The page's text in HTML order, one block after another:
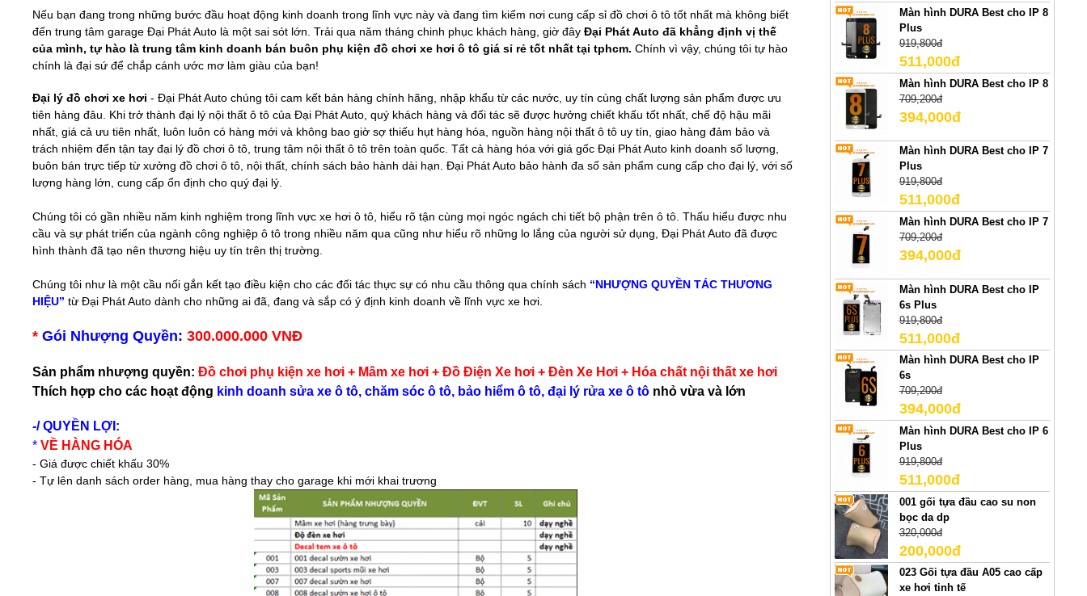
Nếu bạn đang trong những bước đầu hoạt động kinh doanh trong lĩnh vực này và đang tìm kiếm nơi cung cấp sỉ đồ chơi ô tô tốt nhất mà không biết
đến trung tâm garage Đại Phát Auto là một sai sót lớn. Trải qua năm tháng chinh phục khách hàng, giờ đâyĐại Phát Auto đã khẳng định vị thế
của mình, tự hào là trung tâm kinh doanh bán buôn phụ kiện đồ chơi xe hơi ô tô giá sỉ rẻ tốt nhất tại tphcm. Chính vì vậy, chúng tôi tự hào
chính là đại sứ để chắp cánh ước mơ làm giàu của bạn!
Đại lý đồ chơi xe hơi - Đại Phát Auto chúng tôi cam kết bán hàng chính hãng, nhập khẩu từ các nước, uy tín cùng chất lượng sản phẩm được ưu
tiên hàng đâu. Khi trở thành đại lý nội thất ô tô của Đại Phát Auto, quý khách hàng và đối tác sẽ được hưởng chiết khấu tốt nhất, chế độ hậu mãi
nhất, giá cả ưu tiên nhất, luôn luôn có hàng mới và không bao giờ sợ thiếu hụt hàng hóa, nguồn hàng nội thất ô tô uy tín, giao hàng đảm bảo và
trách nhiệm đến tận tay đại lý đồ chơi ô tô, trung tâm nội thất ô tô trên toàn quốc. Tất cả hàng hóa với giá gốc Đại Phát Auto kinh doanh số lượng,
buôn bán trực tiếp từ xưởng đồ chơi ô tô, nội thất, chính sách bảo hành dài hạn. Đại Phát Auto bảo hành đa số sản phẩm cung cấp cho đại lý, với số
lượng hàng lớn, cung cấp ổn định cho quý đại lý.
Chúng tôi có gần nhiều năm kinh nghiệm trong lĩnh vực xe hơi ô tô, hiểu rõ tận cùng mọi ngóc ngách chi tiết bộ phận trên ô tô. Thấu hiểu được nhu
cầu và sự phát triển của ngành công nghiệp ô tô trong nhiều năm qua cũng như hiểu rõ những lo lắng của người sử dụng, Đại Phát Auto đã được
hình thành đã tạo nên thương hiệu uy tín trên thị trường.
Chúng tôi như là một cầu nối gắn kết tạo điều kiện cho các đối tác thực sự có nhu cầu thông qua chính sách “NHƯỢNG QUYỀN TÁC THƯƠNG
HIỆU” từ Đại Phát Auto dành cho những ai đã, đang và sắp có ý định kinh doanh về lĩnh vực xe hơi.
*Gói Nhượng Quyền: 300.000.000 VNĐ
Sản phẩm nhượng quyền:Đồ chơi phụ kiện xe hơi + Mâm xe hơi + Đồ Điện Xe hơi + Đèn Xe Hơi + Hóa chất nội thất xe hơi
Thích hợp cho các hoạt động kinh doanh sửa xe ô tô, chăm sóc ô tô, bảo hiểm ô tô, đại lý rửa xe ô tô nhỏ vừa và lớn
-/ QUYỀN LỢI:
* VỀ HÀNG HÓA
- Giá được chiết khấu 30%
- Tự lên danh sách order hàng, mua hàng thay cho garage khi mới khai trương
Màn hình DURA Best cho IP 8
Plus
919,800đ
511,000đ
Màn hình DURA Best cho IP 8
709,200đ
394,000đ
Màn hình DURA Best cho IP 7
Plus
919,800đ
511,000đ
Màn hình DURA Best cho IP 7
709,200đ
394,000đ
Màn hình DURA Best cho IP
6s Plus
919,800đ
511,000đ
Màn hình DURA Best cho IP
6s
709,200đ
394,000đ
Màn hình DURA Best cho IP 6
Plus
919,800đ
511,000đ
001 gối tựa đầu cao su non
bọc da dp
320,000đ
200,000đ
023 Gối tựa đầu A05 cao cấp
xe hơi tinh tế